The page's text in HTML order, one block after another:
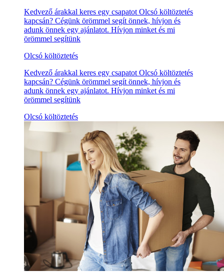
Kedvező árakkal keres egy csapatot Olcsó költöztetés
kapcsán? Cégünk örömmel segít önnek, hívjon és
adunk önnek egy ajánlatot. Hívjon minket és mi
örömmel segítünk
Olcsó költöztetés
Kedvező árakkal keres egy csapatot Olcsó költöztetés
kapcsán? Cégünk örömmel segít önnek, hívjon és
adunk önnek egy ajánlatot. Hívjon minket és mi
örömmel segítünk
Olcsó költöztetés